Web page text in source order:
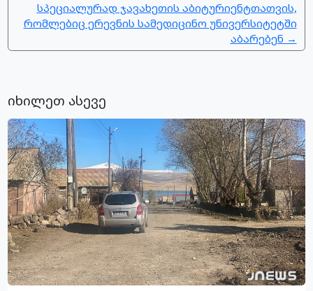
სპეციალურად ჯავახეთის აბიტურიენტთათვის,
რომლებიც ერევნის სამედიცინო უნივერსიტეტში
აბარებენ →
იხილეთ ასევე